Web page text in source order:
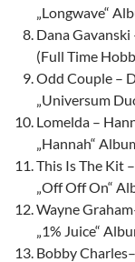
„Longwave“
Dana Gavanski
(Full Time
Odd Couple –
„Universum
Lomelda –
„Hannah“
This Is The Kit
„Off Off On“
Wayne
„1% Juice“
Bobby